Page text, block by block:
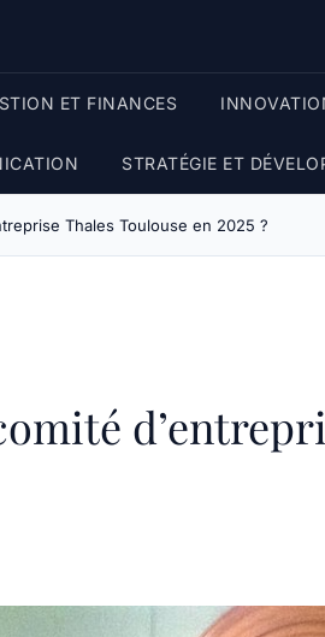
ET FINANCES
STRATÉGIE ET
Thales Toulouse en 2025 ?